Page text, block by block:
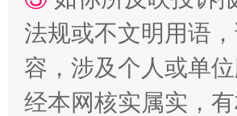
招工难、用工荒背后
法规或不文明用语
容，涉及个人或单
经本网核实属实，